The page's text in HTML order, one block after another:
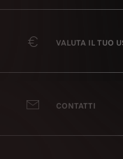
VALUTA IL TUO
CONTATTI